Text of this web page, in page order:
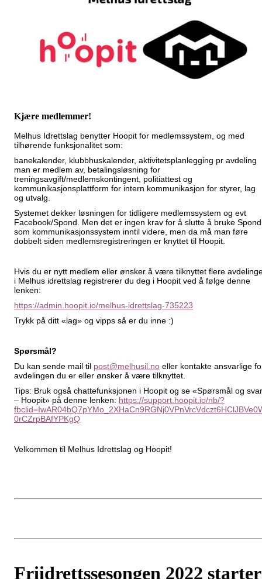
Kjære medlemmer!
Melhus Idrettslag benytter Hoopit for medlemssystem, og med
tilhørende funksjonalitet som:
banekalender, klubbhuskalender, aktivitetsplanlegging pr avdeling
man er medlem av, betalingsløsning for
treningsavgift/medlemskontingent, politiattest og
kommunikasjonsplattform for intern kommunikasjon for styrer, lag
og utvalg.
Systemet dekker løsningen for tidligere medlemssystem og evt
Facebook/Spond. Men det er ingen krav for å slutte å bruke Spond
som kommunikasjonssystem inntil videre, men da må man føre
dobbelt siden medlemsregistreringen er knyttet til Hoopit.
Hvis du er nytt medlem eller ønsker å være tilknyttet flere
i Melhus idrettslag registrerer du deg i Hoopit ved å følge denne
lenken:
https://admin.hoopit.io/melhus-idrettslag-735223
Trykk på ditt «lag» og vipps så er du inne :)
Spørsmål?
Du kan sende mail til post@melhusil.no eller kontakte ansvarlige
avdelingen du er eller ønsker å være tilknyttet.
Tips: Bruk også chattefunksjonen i Hoopit og se «Spørsmål og svar
– Hoopit» på denne lenken: https://support.hoopit.io/nb/?
0rCZrpBAfYPKgQ
Velkommen til Melhus Idrettslag og Hoopit!
Friidrettssesongen 2022 starter